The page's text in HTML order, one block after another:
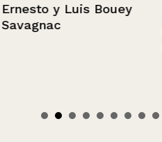
Ernesto y Luis Bouey
Savagnac